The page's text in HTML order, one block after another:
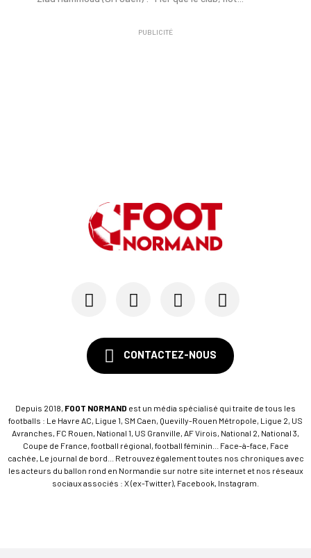
SM CAEN - MERCATO
SM CAEN - MERCATO
Avec Mohamed Hafid, Malherbe veut frapper un gr...
SM Caen : Julien Meilhac quitte la direction de...
PUBLICITÉ
CONTACTEZ-NOUS
Depuis 2018, FOOT NORMAND est un média spécialisé qui traite de tous les
footballs : Le Havre AC, Ligue 1, SM Caen, Quevilly-Rouen Métropole, Ligue 2, US
Avranches, FC Rouen, National 1, US Granville, AF Virois, National 2, National 3,
Coupe de France, football régional, football féminin... Face-à-face, Face
cachée, Le journal de bord... Retrouvez également toutes nos chroniques avec
les acteurs du ballon rond en Normandie sur notre site internet et nos réseaux
sociaux associés : X (ex-Twitter), Facebook, Instagram.